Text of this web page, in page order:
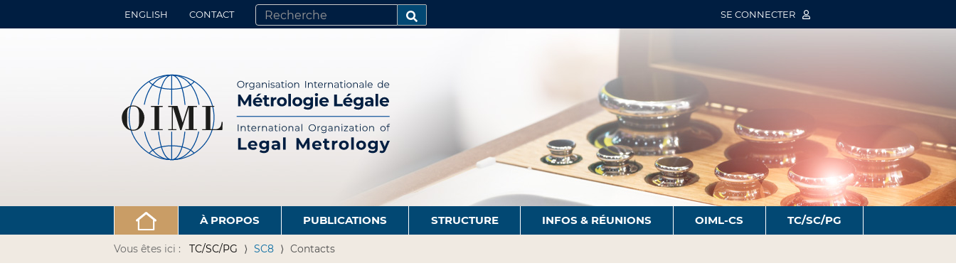
ENGLISH CONTACT
CHERCHER PAR
RECHERCHE AVANCÉE…
SE CONNECTER
À PROPOS PUBLICATIONS STRUCTURE INFOS & RÉUNIONS OIML-CS TC/SC/PG
Vous êtes ici : TC/SC/PG SC8 Contacts